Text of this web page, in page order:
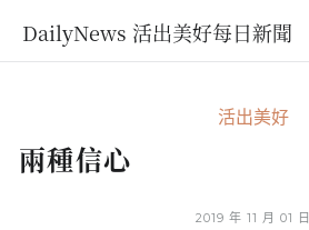
DailyNews 活出美好每日新聞
活出美好
兩種信心
2019 年 11 月 01 日